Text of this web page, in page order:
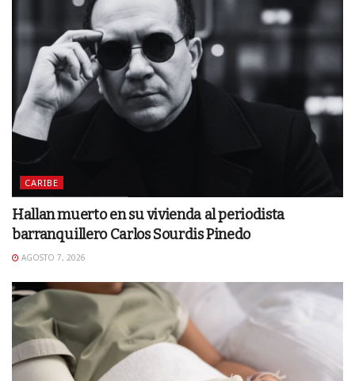
CARIBE
Hallan muerto en su vivienda al periodista
barranquillero Carlos Sourdis Pinedo
AGOSTO 7, 2026